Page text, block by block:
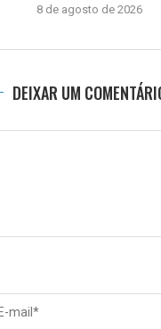
8 de agosto de 2026
DEIXAR UM